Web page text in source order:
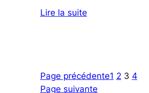
Lire la suite
Page précédente1 2 3 4
Page suivante